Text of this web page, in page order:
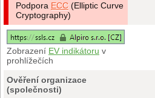
Podpora ECC (Elliptic Curve
Cryptography)
Zobrazení EV indikátoru v
prohlížečích
Ověření organizace
(společnosti)